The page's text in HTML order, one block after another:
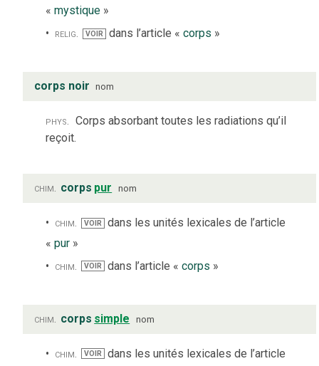
« mystique »
relig.
VOIR dans l’article « corps »
corps noir nom
phys. Corps absorbant toutes les radiations qu’il
reçoit.
chim. corps pur nom
chim. VOIR dans les unités lexicales de l’article
« pur »
chim.
VOIR dans l’article « corps »
chim. corps simple nom
chim. VOIR
dans les unités lexicales de l’article